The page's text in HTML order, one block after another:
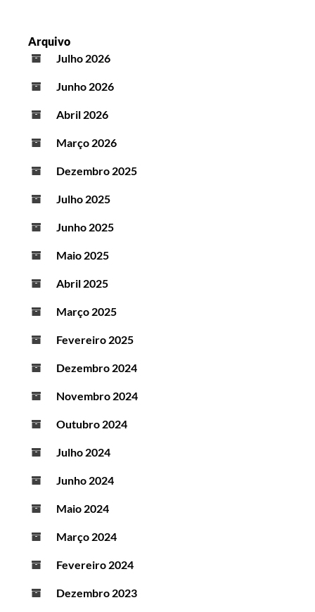
Arquivo
Julho 2026
Junho 2026
Abril 2026
Março 2026
Dezembro 2025
Julho 2025
Junho 2025
Maio 2025
Abril 2025
Março 2025
Fevereiro 2025
Dezembro 2024
Novembro 2024
Outubro 2024
Julho 2024
Junho 2024
Maio 2024
Março 2024
Fevereiro 2024
Dezembro 2023